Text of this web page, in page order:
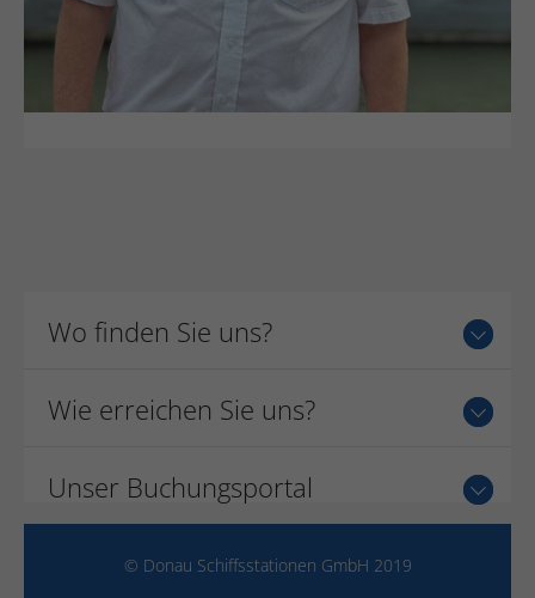
Wo finden Sie uns?
Wie erreichen Sie uns?
Unser Buchungsportal
© Donau Schiffsstationen GmbH 2019